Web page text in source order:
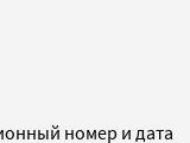
номер и дата